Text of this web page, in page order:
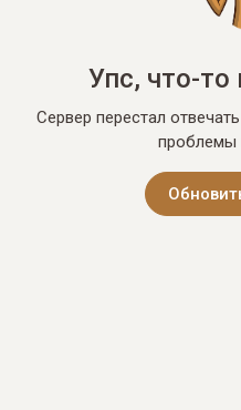
Упс, что-
Сервер перестал
проблемы